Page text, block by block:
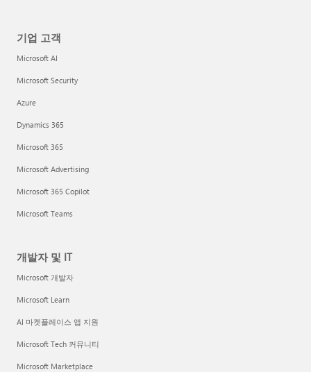
기업 고객
Microsoft AI
Microsoft Security
Azure
Dynamics 365
Microsoft 365
Microsoft Advertising
Microsoft 365 Copilot
Microsoft Teams
개발자 및 IT
Microsoft 개발자
Microsoft Learn
AI 마켓플레이스 앱 지원
Microsoft Tech 커뮤니티
Microsoft Marketplace